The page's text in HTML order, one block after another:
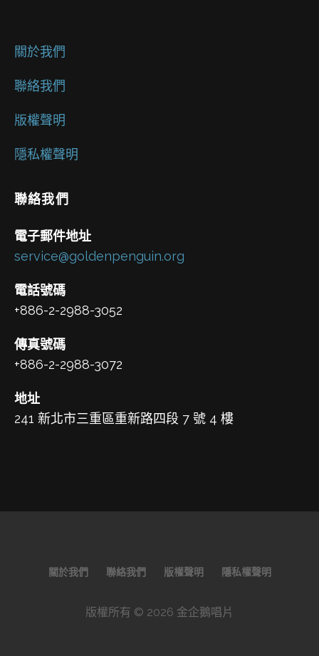
關於我們
聯絡我們
版權聲明
隱私權聲明
聯絡我們
電子郵件地址
service@goldenpenguin.org
電話號碼
+886-2-2988-3052
傳真號碼
+886-2-2988-3072
地址
241 新北市三重區重新路四段 7 號 4 樓
關於我們 聯絡我們 版權聲明 隱私權聲明
版權所有 © 2026 金企鵝唱片